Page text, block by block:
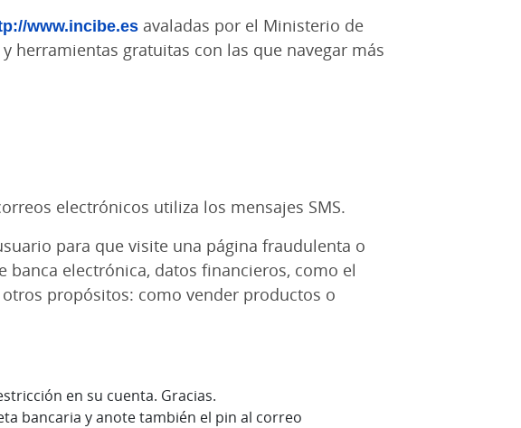
www.incibe.es avaladas por el Ministerio de
herramientas gratuitas con las que navegar más
electrónicos utiliza los mensajes SMS.
para que visite una página fraudulenta o
electrónica, datos financieros, como el
propósitos: como vender productos o
en su cuenta. Gracias.
bancaria y anote también el pin al correo